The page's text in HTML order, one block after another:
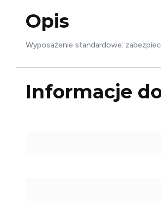
Opis
Wyposażenie standardowe:
Informacje